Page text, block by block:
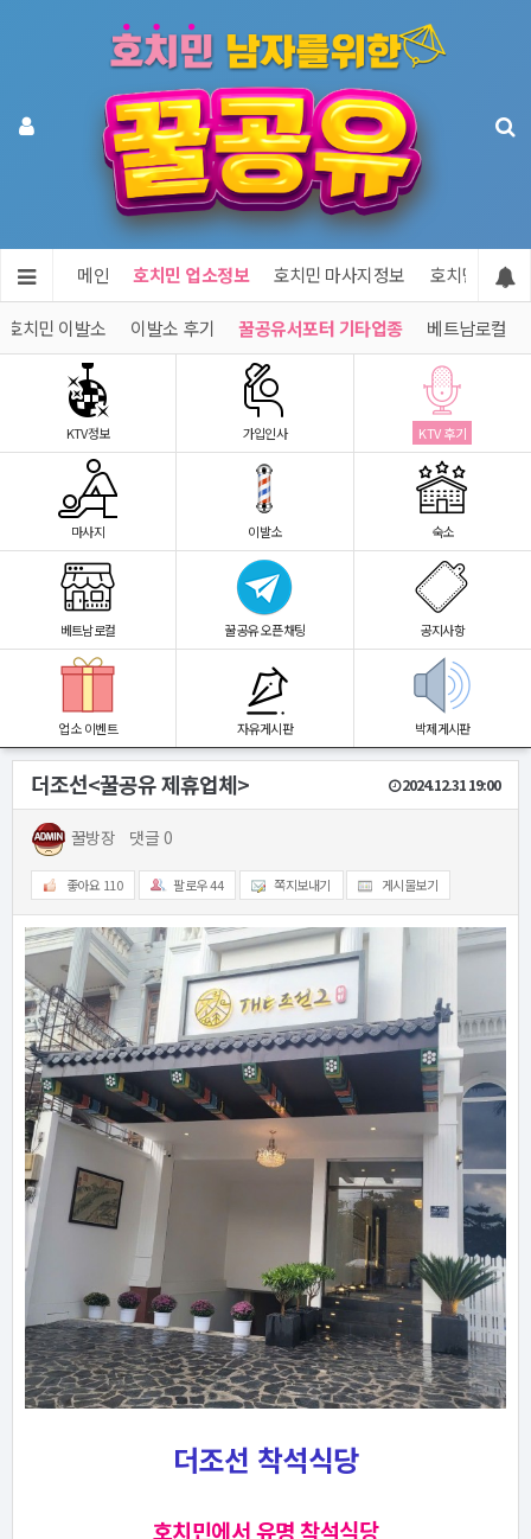
메인 호치민 업소정보 호치민 마사지정보 호치민 숙소
호치민 이발소 이발소 후기 꿀공유서포터 기타업종 베트남로컬
KTV정보 가입인사 KTV 후기
마사지 이발소 숙소
베트남로컬 꿀공유 오픈채팅 공지사항
업소 이벤트 자유게시판 박제게시판
더조선<꿀공유 제휴업체> 2024.12.31 19:00
꿀방장 댓글 0
좋아요 110 팔로우44 쪽지보내기 게시물보기
더조선 착석식당
호치민에서 유명 착석식당